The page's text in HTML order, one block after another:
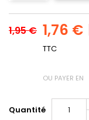
1,95 € 1,76 €
TTC
OU PAYER EN
Quantité